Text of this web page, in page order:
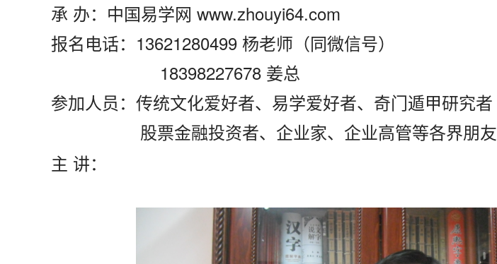
承 办：中国易学网 www.zhouyi64.com
报名电话：13621280499 杨老师（同微信号）
18398227678 姜总
参加人员： 传统文化爱好者、易学爱好者、奇门遁甲研究者
股票金融投资者、企业家、企业高管等各界朋友
主 讲：